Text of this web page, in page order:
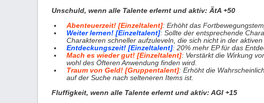
Unschuld, wenn alle Talente erlernt und aktiv: ÄtA +50
Abenteuerzeit! [Einzeltalent]: Erhöht das
Weiter lernen! [Einzeltalent]: Sollte der entsprechende
Charakteren schneller aufzuleveln, die sich nicht in der aktiven
Entdeckungszeit! [Einzeltalent]: 20% mehr EP für das
Mach es wieder gut! [Einzeltalent]: Verstärkt die Wirkung
wohl des Öfteren Anwendung finden wird.
Traum von Geld! [Gruppentalent]: Erhöht die
auf der Suche nach selteneren Items ist.
Fluffigkeit, wenn alle Talente erlernt und aktiv: AGI +15